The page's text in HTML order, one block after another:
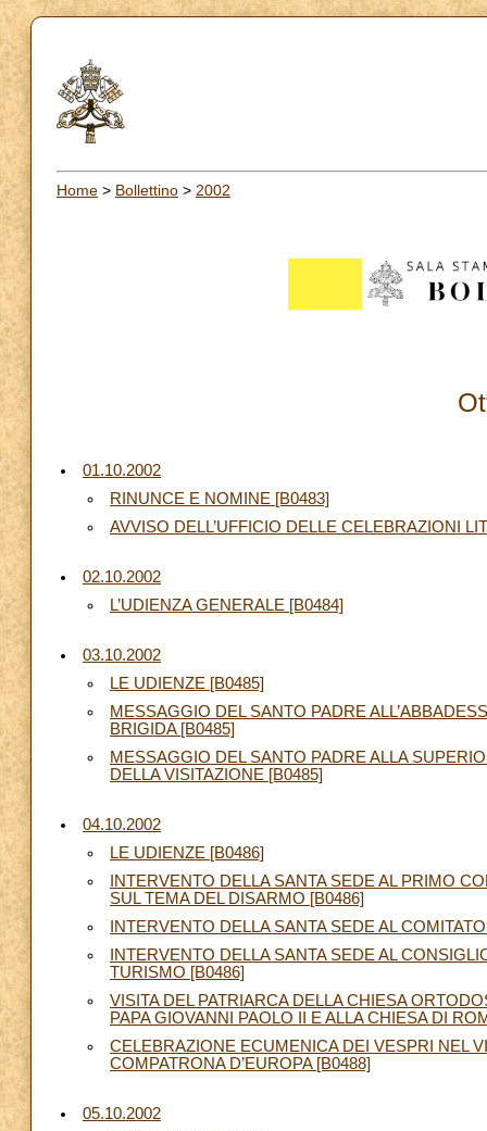
Home > Bollettino > 2002
01.10.2002
RINUNCE E NOMINE [B0483]
AVVISO DELL’UFFICIO DELLE CELEBRAZIONI
02.10.2002
L’UDIENZA GENERALE [B0484]
03.10.2002
LE UDIENZE [B0485]
MESSAGGIO DEL SANTO PADRE
BRIGIDA [B0485]
MESSAGGIO DEL SANTO PADRE ALLA
DELLA VISITAZIONE [B0485]
04.10.2002
LE UDIENZE [B0486]
INTERVENTO DELLA SANTA SEDE AL PRIMO
SUL TEMA DEL DISARMO [B0486]
INTERVENTO DELLA SANTA SEDE AL
INTERVENTO DELLA SANTA SEDE AL
TURISMO [B0486]
VISITA DEL PATRIARCA DELLA CHIESA
PAPA GIOVANNI PAOLO II E ALLA CHIESA DI
CELEBRAZIONE ECUMENICA DEI VESPRI NEL
COMPATRONA D’EUROPA [B0488]
05.10.2002